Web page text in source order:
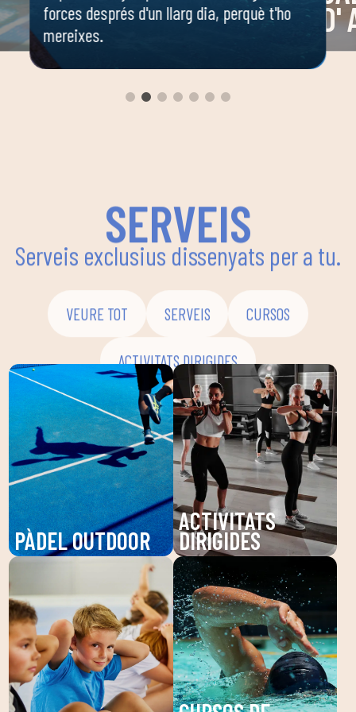
forces després d'un llarg dia, perquè t'ho
mereixes.
D'
SERVEIS
Serveis exclusius dissenyats per a tu.
VEURE TOT SERVEIS CURSOS
ACTIVITATS DIRIGIDES
PÀDEL OUTDOOR
Gaudeix del pàdel a
DUIN SPORTS CLUB, un
esport dinàmic que
millora la teva agilitat i
resistència. Les nostres
pistes d'alta qualitat
són perfectes per a tots
ACTIVITATS
DIRIGIDES
Descobreix les nostres
activitats dirigides a
DUIN SPORTS CLUB:
Pilates, Zumba,
BodyPump i més. Millora
la teva salut i benestar
amb entrenaments